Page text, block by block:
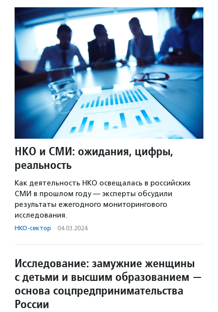
НКО и СМИ: ожидания, цифры,
реальность
Как деятельность НКО освещалась в российских
СМИ в прошлом году — эксперты обсудили
результаты ежегодного мониторингового
исследования.
НКО-сектор · 04.03.2024
Исследование: замужние женщины
с детьми и высшим образованием —
основа соцпредпринимательства
России